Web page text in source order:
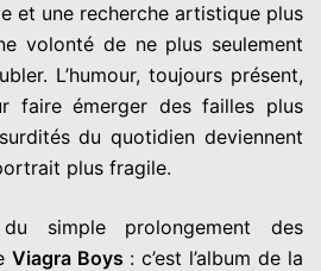
et une recherche artistique plus
volonté de ne plus seulement
L’humour, toujours présent,
faire émerger des failles plus
du quotidien deviennent
plus fragile.
simple prolongement des
Viagra Boys : c’est l’album de la